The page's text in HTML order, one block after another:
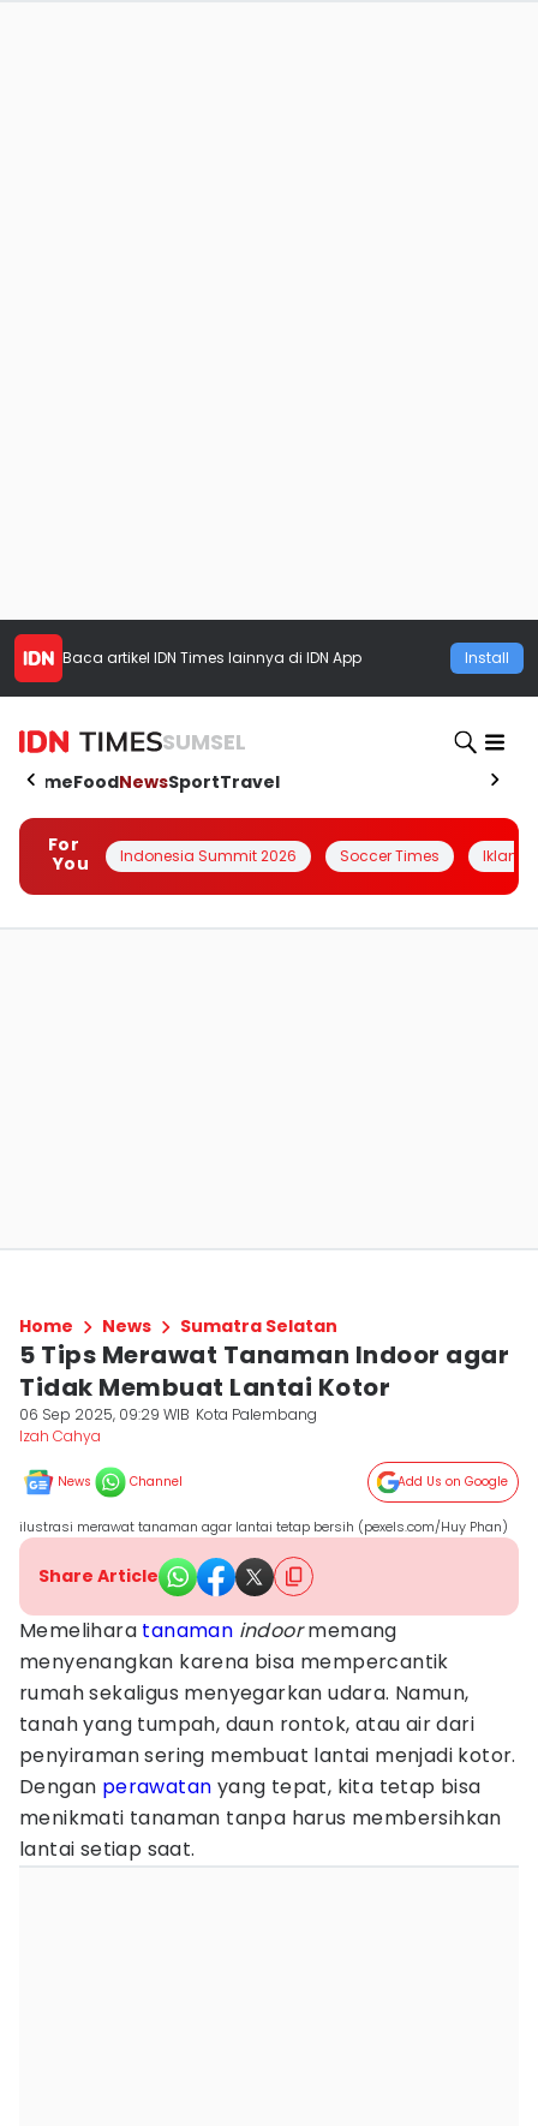
Baca artikel IDN Times lainnya di IDN App Install
SUMSEL
HomeFoodNewsSportTravel
For
You
Indonesia Summit 2026 Soccer Times Iklanin
Home News Sumatra Selatan
5 Tips Merawat Tanaman Indoor agar
Tidak Membuat Lantai Kotor
06 Sep 2025, 09:29 WIB Kota Palembang
Izah Cahya
News Channel Add Us on Google
ilustrasi merawat tanaman agar lantai tetap bersih (pexels.com/Huy Phan)
Share Article
Memelihara tanaman indoormemang
menyenangkan karena bisa mempercantik
rumah sekaligus menyegarkan udara. Namun,
tanah yang tumpah, daun rontok, atau air dari
penyiraman sering membuat lantai menjadi kotor.
Dengan perawatan yang tepat, kita tetap bisa
menikmati tanaman tanpa harus membersihkan
lantai setiap saat.